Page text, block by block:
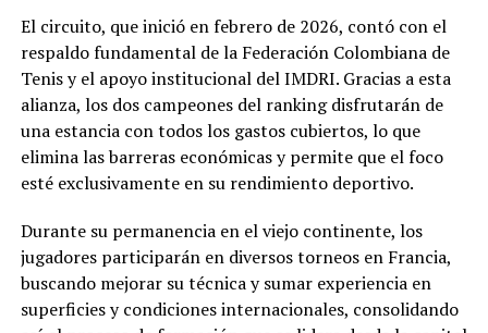
El circuito, que inició en febrero de 2026, contó con el
respaldo fundamental de la Federación Colombiana de
Tenis y el apoyo institucional del IMDRI. Gracias a esta
alianza, los dos campeones del ranking disfrutarán de
una estancia con todos los gastos cubiertos, lo que
elimina las barreras económicas y permite que el foco
esté exclusivamente en su rendimiento deportivo.
Durante su permanencia en el viejo continente, los
jugadores participarán en diversos torneos en Francia,
buscando mejorar su técnica y sumar experiencia en
superficies y condiciones internacionales, consolidando